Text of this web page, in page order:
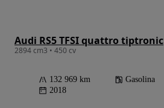
Audi RS5 TFSI quattro tiptronic
2894 cm3 • 450 cv
132 969 km Gasolina
2018